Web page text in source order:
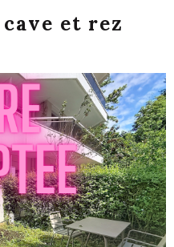
cave et rez